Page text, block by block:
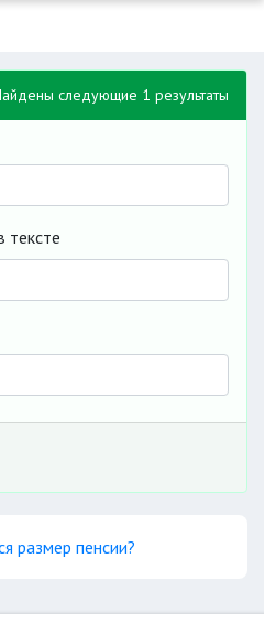
следующие 1 результаты
тексте
размер пенсии?